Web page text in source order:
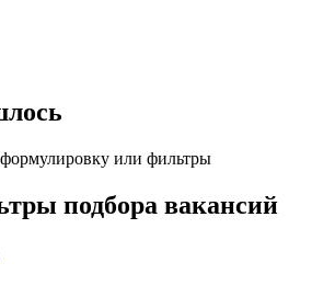
или фильтры
подбора вакансий